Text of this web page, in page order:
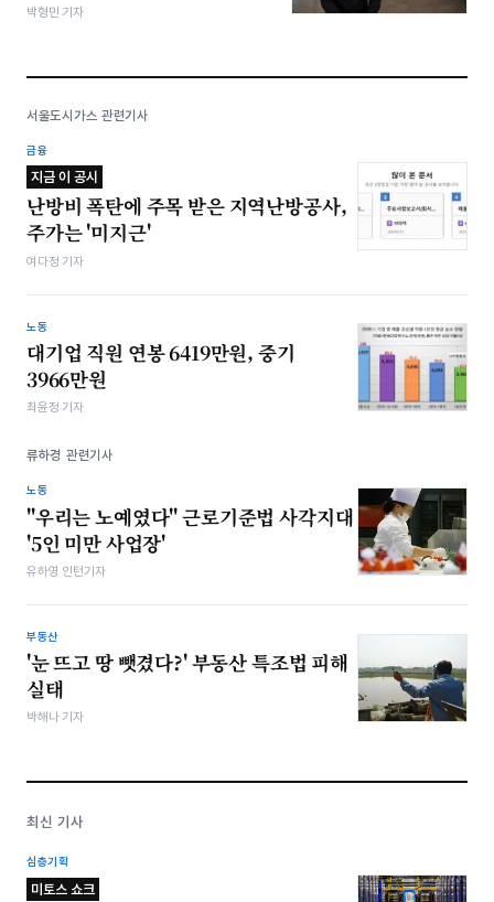
박형민 기자
서울도시가스 관련기사
금융
지금 이 공시
난방비 폭탄에 주목 받은 지역난방공사,
주가는 '미지근'
여다정 기자
노동
대기업 직원 연봉 6419만원, 중기
3966만원
최윤정 기자
류하경 관련기사
노동
"우리는 노예였다" 근로기준법 사각지대
'5인 미만 사업장'
유하영 인턴기자
부동산
'눈 뜨고 땅 뺏겼다?' 부동산 특조법 피해
실태
박해나 기자
최신 기사
심층기획
미토스 쇼크